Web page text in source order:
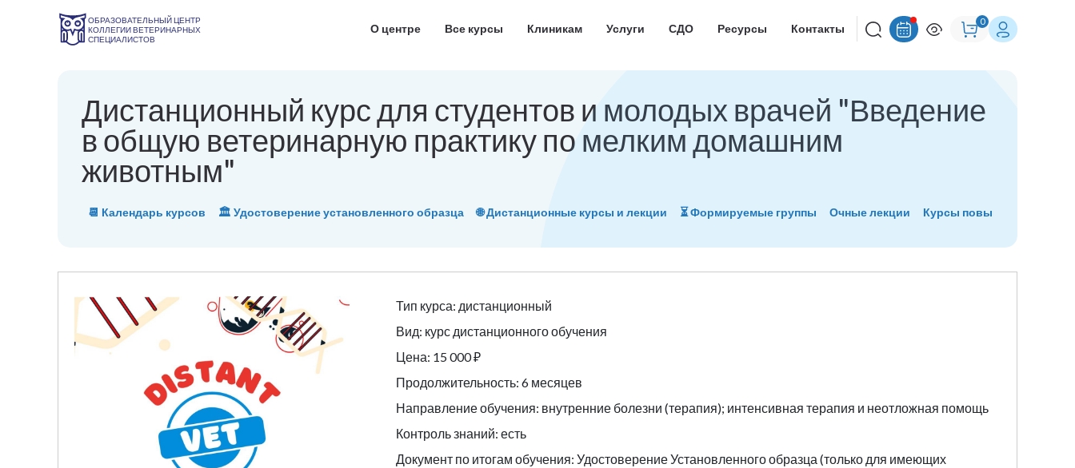
ОБРАЗОВАТЕЛЬНЫЙ ЦЕНТР
КОЛЛЕГИИ ВЕТЕРИНАРНЫХ
СПЕЦИАЛИСТОВ
О центре Все курсы Клиникам Услуги СДО Ресурсы Контакты
0
Дистанционный курс для студентов и молодых врачей "Введение
в общую ветеринарную практику по мелким домашним
животным"
📆 Календарь курсов 🏛 Удостоверение установленного образца 🌐 Дистанционные курсы и лекции ⏳ Формируемые группы Очные лекции Курсы повышения
Тип курса: дистанционный
Вид: курс дистанционного обучения
Цена: 15 000 ₽
Продолжительность: 6 месяцев
Направление обучения: внутренние болезни (терапия); интенсивная терапия и неотложная помощь
Контроль знаний: есть
Документ по итогам обучения: Удостоверение Установленного образца (только для имеющих